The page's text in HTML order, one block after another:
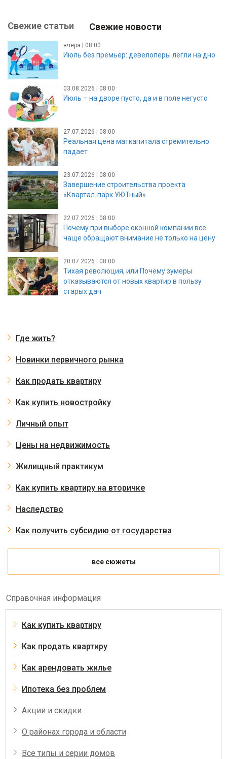
Свежие статьи Свежие новости
вчера | 08:00
Июль без премьер: девелоперы легли на дно
03.08.2026 | 08:00
Июль – на дворе пусто, да и в поле негусто
27.07.2026 | 08:00
Реальная цена маткапитала стремительно
падает
23.07.2026 | 08:00
Завершение строительства проекта
«Квартал-парк УЮТный»
22.07.2026 | 08:00
Почему при выборе оконной компании все
чаще обращают внимание не только на цену
20.07.2026 | 08:00
Тихая революция, или Почему зумеры
отказываются от новых квартир в пользу
старых дач
Где жить?
Новинки первичного рынка
Как продать квартиру
Как купить новостройку
Личный опыт
Цены на недвижимость
Жилищный практикум
Как купить квартиру на вторичке
Наследство
Как получить субсидию от государства
все сюжеты
Справочная информация
Как купить квартиру
Как продать квартиру
Как арендовать жилье
Ипотека без проблем
Акции и скидки
О районах города и области
Все типы и серии домов